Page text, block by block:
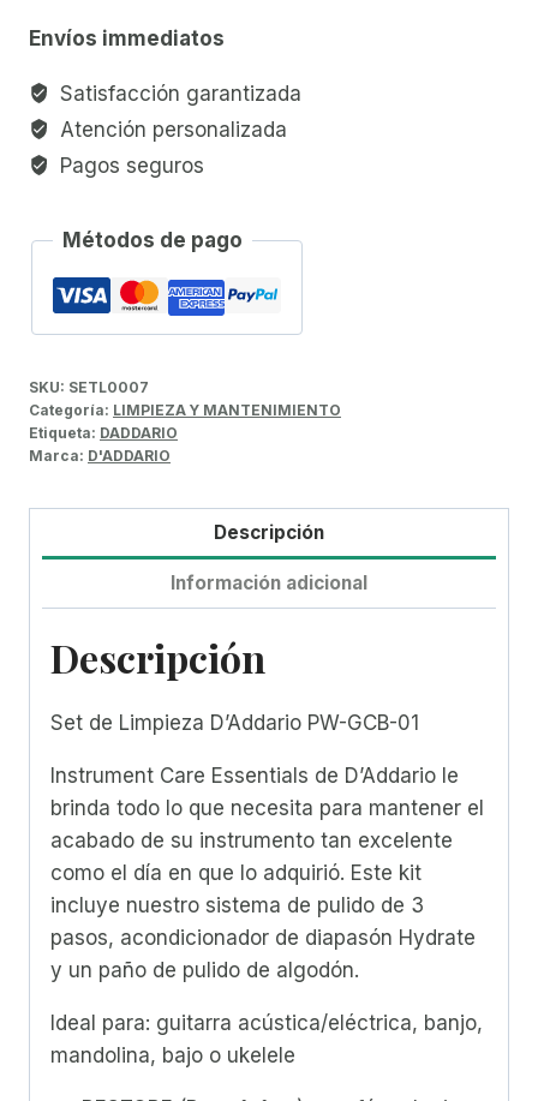
Envíos immediatos
Satisfacción garantizada
Atención personalizada
Pagos seguros
Métodos de pago
SKU: SETL0007
Categoría: LIMPIEZA Y MANTENIMIENTO
Etiqueta: DADDARIO
Marca: D'ADDARIO
Descripción
Información adicional
Descripción
Set de Limpieza D’Addario PW-GCB-01
Instrument Care Essentials de D’Addario le
brinda todo lo que necesita para mantener el
acabado de su instrumento tan excelente
como el día en que lo adquirió. Este kit
incluye nuestro sistema de pulido de 3
pasos, acondicionador de diapasón Hydrate
y un paño de pulido de algodón.
Ideal para: guitarra acústica/eléctrica, banjo,
mandolina, bajo o ukelele